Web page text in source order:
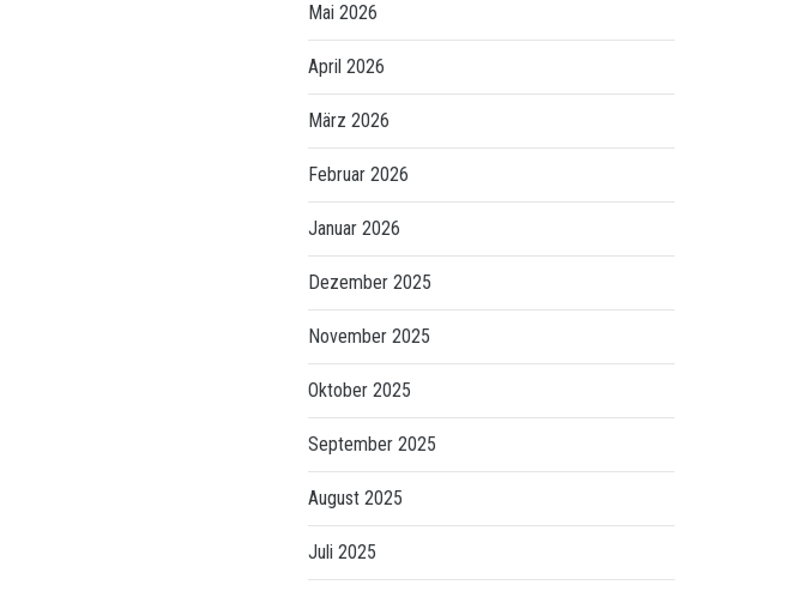
Mai 2026
April 2026
März 2026
Februar 2026
Januar 2026
Dezember 2025
November 2025
Oktober 2025
September 2025
August 2025
Juli 2025